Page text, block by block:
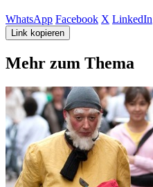
WhatsApp Facebook X LinkedIn
Link kopieren
Mehr zum Thema